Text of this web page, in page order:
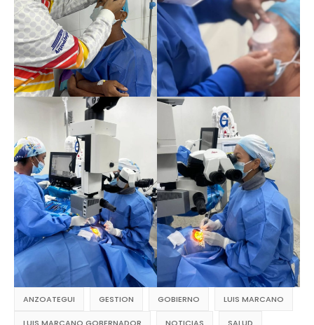
ANZOATEGUI GESTION GOBIERNO LUIS MARCANO